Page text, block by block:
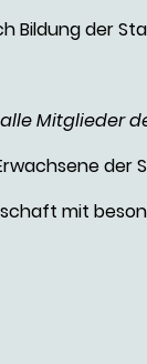
Bildung der
Mitglieder
der
mit